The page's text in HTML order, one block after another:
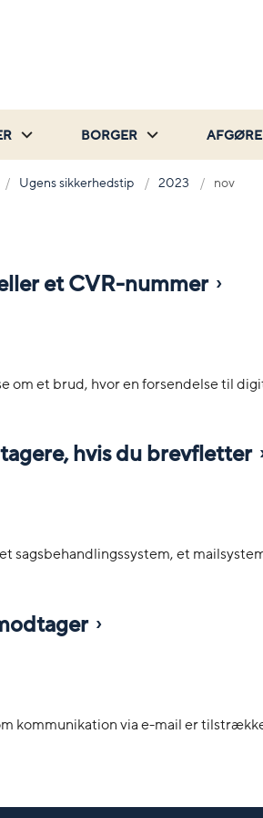
BORGER
Ugens sikkerhedstip 2023 nov
et CVR-nummer
om et brud, hvor en forsendelse til
hvis du brevfletter
sagsbehandlingssystem, et
kommunikation via e-mail er